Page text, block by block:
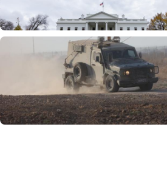
Indonesia 06 Aug 2026
Nasib 350.000 warga Haiti di AS
putusan hakim buka jalan bagi
Indonesia • 06 Aug 2026